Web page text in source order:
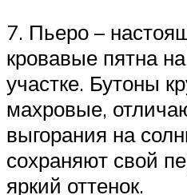
7. Пьеро –
кровавые пятна
участке. Бутоны
махровые,
выгорания на
сохраняют свой
яркий оттенок.